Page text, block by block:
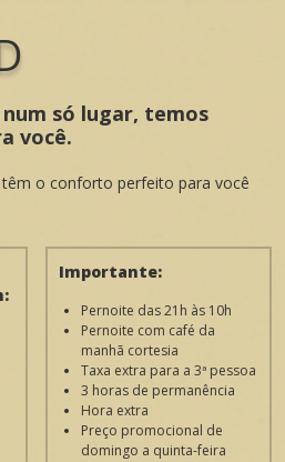
só lugar, temos
você.
o conforto perfeito para você
Importante:
Pernoite das 21h às 10h
Pernoite com café da
manhã cortesia
Taxa extra para a 3ª pessoa
3 horas de permanência
Hora extra
Preço promocional de
domingo a quinta-feira